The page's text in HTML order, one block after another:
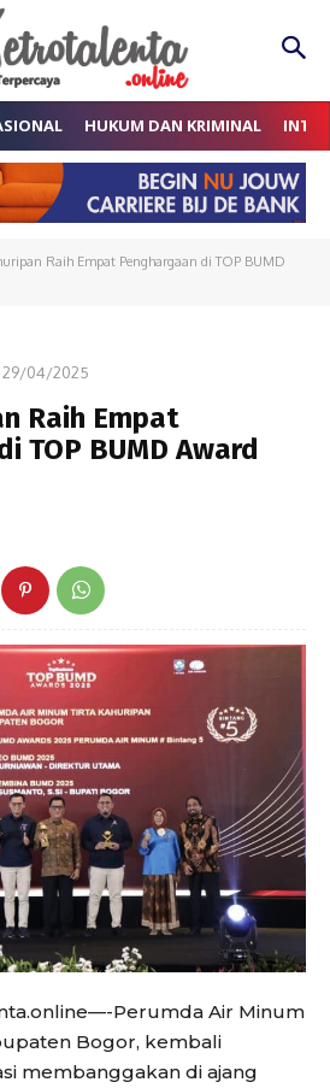
HUKUM DAN KRIMINAL
Raih Empat Penghargaan di TOP BUMD
29/04/2025
Raih Empat
TOP BUMD Award
Perumda Air Minum
Bogor, kembali
membanggakan di ajang